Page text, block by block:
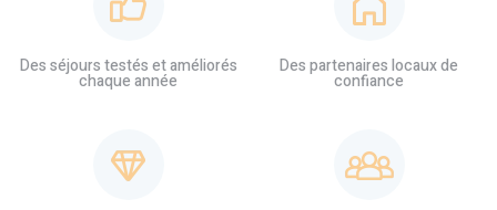
Des séjours testés et améliorés
chaque année
Des partenaires locaux de
confiance